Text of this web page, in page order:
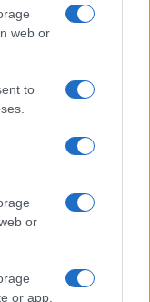
web or
to
or
or app.
in venture